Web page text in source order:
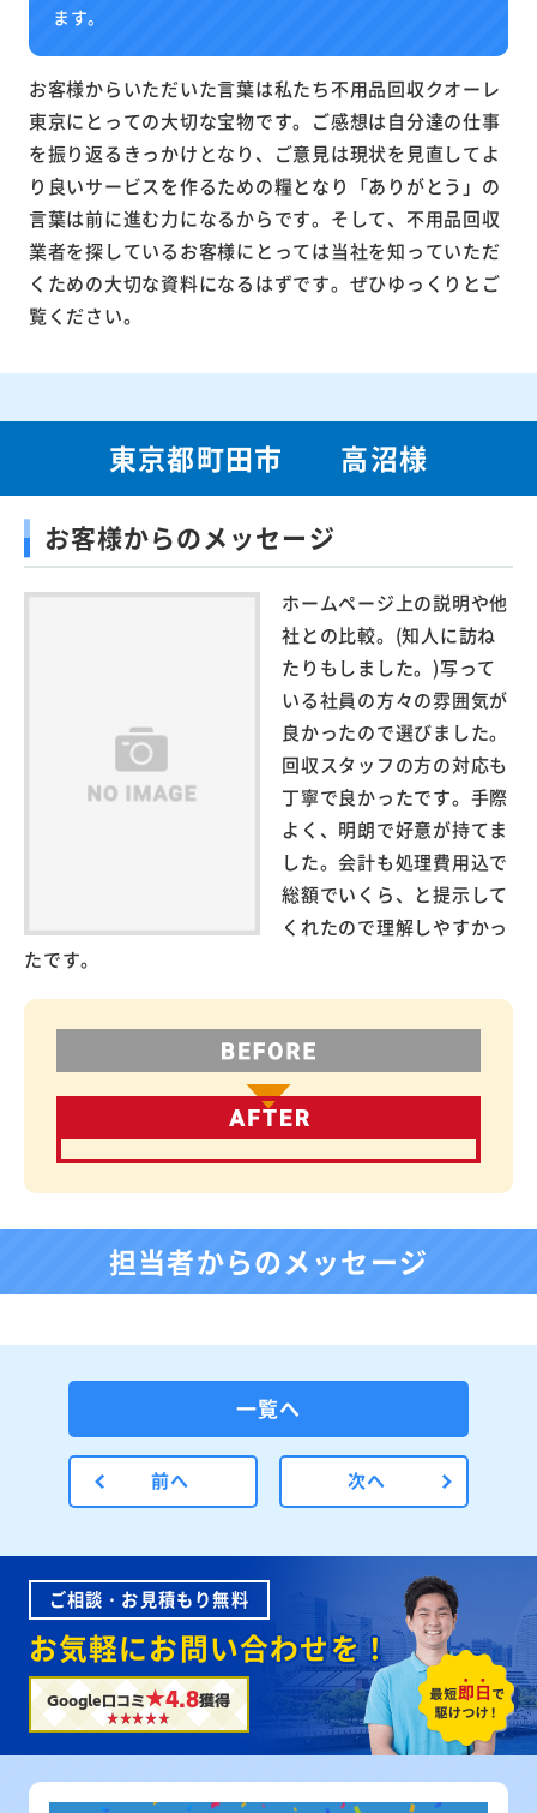
ます。
お客様からいただいた言葉は私たち不用品回収クオーレ
東京にとっての大切な宝物です。ご感想は自分達の仕事
を振り返るきっかけとなり、ご意見は現状を見直してよ
り良いサービスを作るための糧となり「ありがとう」の
言葉は前に進む力になるからです。そして、不用品回収
業者を探しているお客様にとっては当社を知っていただ
くための大切な資料になるはずです。ぜひゆっくりとご
覧ください。
東京都町田市 高沼様
お客様からのメッセージ
ホームページ上の説明や他
社との比較。(知人に訪ね
たりもしました。)写って
いる社員の方々の雰囲気が
良かったので選びました。
回収スタッフの方の対応も
丁寧で良かったです。手際
よく、明朗で好意が持てま
した。会計も処理費用込で
総額でいくら、と提示して
くれたので理解しやすかっ
たです。
担当者からのメッセージ
前へ
一覧へ
次へ
ご相談・お見積もり無料
お気軽にお問い合わせを！
Google口コミ★4.8獲得